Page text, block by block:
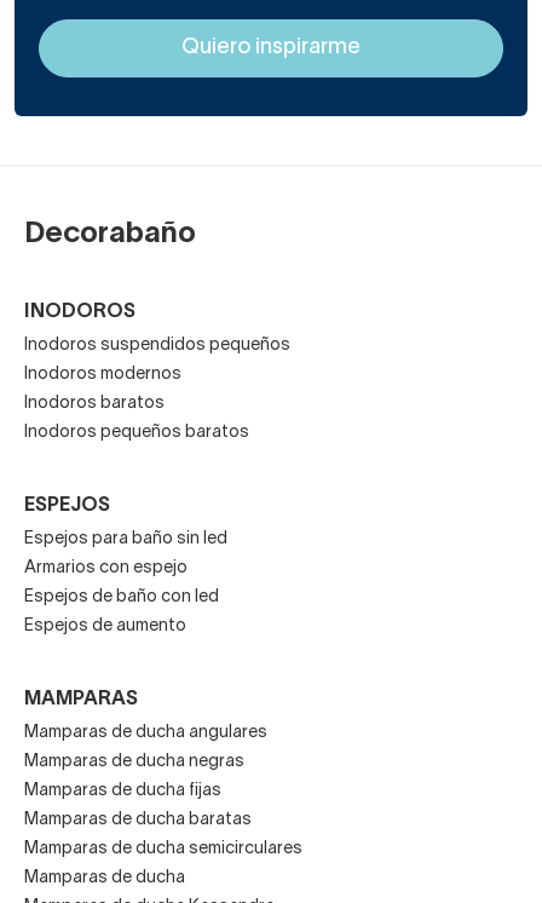
Decorabaño
INODOROS
Inodoros suspendidos pequeños
Inodoros modernos
Inodoros baratos
Inodoros pequeños baratos
ESPEJOS
Espejos para baño sin led
Armarios con espejo
Espejos de baño con led
Espejos de aumento
MAMPARAS
Mamparas de ducha angulares
Mamparas de ducha negras
Mamparas de ducha fijas
Mamparas de ducha baratas
Mamparas de ducha semicirculares
Mamparas de ducha